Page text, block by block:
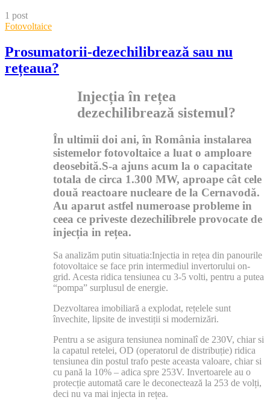
1 post
Fotovoltaice
Prosumatorii-dezechilibrează sau nu
rețeaua?
Injecția în rețea
dezechilibrează sistemul?
În ultimii doi ani, în România instalarea
sistemelor fotovoltaice a luat o amploare
deosebită.S-a ajuns acum la o capacitate
totala de circa 1.300 MW, aproape cât cele
două reactoare nucleare de la Cernavodă.
Au aparut astfel numeroase probleme in
ceea ce priveste dezechilibrele provocate de
injecția in rețea.
Sa analizăm putin situatia:Injectia in rețea din panourile
fotovoltaice se face prin intermediul invertorului on-
grid. Acesta ridica tensiunea cu 3-5 volti, pentru a putea
“pompa” surplusul de energie.
Dezvoltarea imobiliară a explodat, rețelele sunt
învechite, lipsite de investiții si modernizări.
Pentru a se asigura tensiunea nominalî de 230V, chiar si
la capatul retelei, OD (operatorul de distribuție) ridica
tensiunea din postul trafo peste aceasta valoare, chiar si
cu pană la 10% – adica spre 253V. Invertoarele au o
protecție automată care le deconectează la 253 de volți,
deci nu va mai injecta in rețea.